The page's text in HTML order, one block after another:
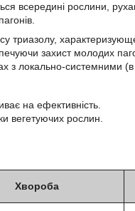
всередині рослини,
триазолу,
захист молодих
локально-системними (в
на ефективність.
вегетуючих рослин.
Хвороба